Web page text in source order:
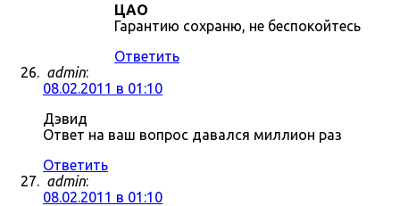
ЦАО
Гарантию сохраню, не беспокойтесь
Ответить
admin:
08.02.2011 в 01:10
Дэвид
Ответ на ваш вопрос давался миллион раз
Ответить
admin:
08.02.2011 в 01:10